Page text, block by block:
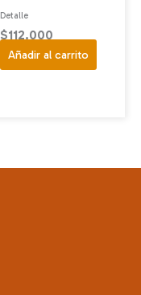
Detalle
$112.000
Añadir al carrito